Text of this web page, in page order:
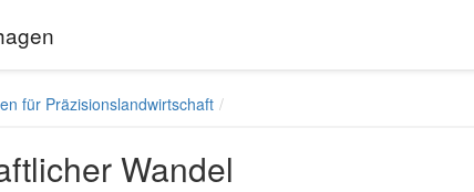
für Präzisionslandwirtschaft
Wandel